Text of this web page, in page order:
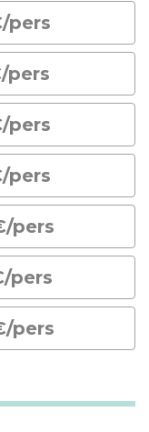
pers
pers
pers
pers
pers
pers
pers